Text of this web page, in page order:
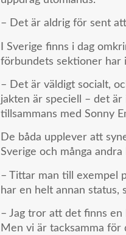
– Det är aldrig för sent
I Sverige finns i dag
förbundets sektioner har
– Det är väldigt socialt,
jakten är speciell – det är
tillsammans med Sonny
De båda upplever att
Sverige och många andra
– Tittar man till exempel
har en helt annan status,
– Jag tror att det finns
Men vi är tacksamma för